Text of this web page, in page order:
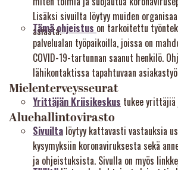
Lisäksi sivuilta löytyy muiden
asiasta.
Tämä ohjeistus on tarkoitettu
palvelualan työpaikoilla, joissa on
COVID-19-tartunnan saanut henkilö.
lähikontaktissa tapahtuvaan
Mielenterveysseurat
Yrittäjän Kriisikeskus tukee yrittäjiä
Aluehallintovirasto
Sivuilta löytyy kattavasti vastauksia
kysymyksiin koronaviruksesta sekä
ja ohjeistuksista. Sivulla on myös